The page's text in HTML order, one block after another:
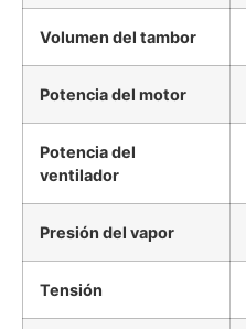
Volumen del tambor
Potencia del motor
Potencia del
ventilador
Presión del vapor
Tensión